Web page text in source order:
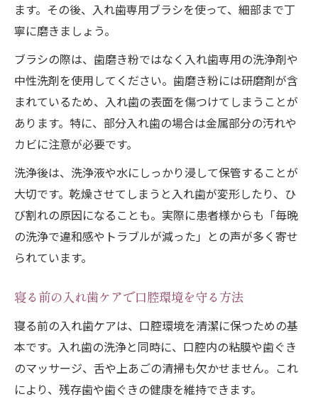
ます。その後、入れ歯専用ブラシを使って、細部まで丁
寧に磨きましょう。
ブラシの際は、歯磨き粉ではなく入れ歯専用の洗浄剤や
中性洗剤を使用してください。歯磨き粉には研磨剤が含
まれているため、入れ歯の表面を傷つけてしまうことが
あります。特に、部分入れ歯の場合は金属部分の汚れや
カビに注意が必要です。
洗浄後は、洗浄液や水にしっかり浸して保管することが
大切です。乾燥させてしまうと入れ歯が変形したり、ひ
び割れの原因になることも。実際に患者様からも「毎晩
の洗浄で違和感やトラブルが減った」との声が多く寄せ
られています。
寝る前の入れ歯ケアで口腔環境を守る方法
寝る前の入れ歯ケアは、口腔環境を清潔に保つための基
本です。入れ歯の洗浄と同時に、口腔内の粘膜や歯ぐき
のマッサージ、舌や上あごの清掃も欠かせません。これ
により、残存歯や歯ぐきの健康を維持できます。